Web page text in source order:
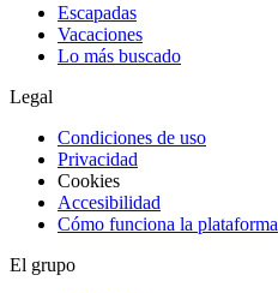
Escapadas
Vacaciones
Lo más buscado
Legal
Condiciones de uso
Privacidad
Cookies
Accesibilidad
Cómo funciona la plataforma
El grupo